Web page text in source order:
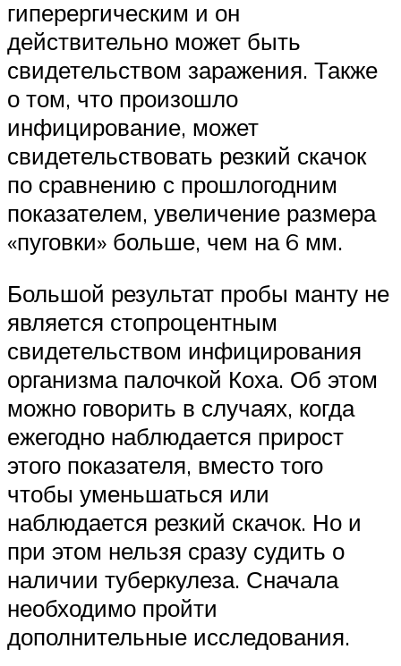
гиперергическим и он
действительно может быть
свидетельством заражения. Также
о том, что произошло
инфицирование, может
свидетельствовать резкий скачок
по сравнению с прошлогодним
показателем, увеличение размера
«пуговки» больше, чем на 6 мм.
Большой результат пробы манту не
является стопроцентным
свидетельством инфицирования
организма палочкой Коха. Об этом
можно говорить в случаях, когда
ежегодно наблюдается прирост
этого показателя, вместо того
чтобы уменьшаться или
наблюдается резкий скачок. Но и
при этом нельзя сразу судить о
наличии туберкулеза. Сначала
необходимо пройти
дополнительные исследования.